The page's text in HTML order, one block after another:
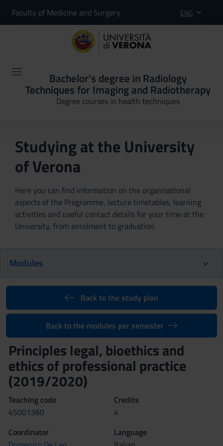
Faculty of Medicine and Surgery ENG
Bachelor's degree in Radiology
Techniques for Imaging and Radiotherapy
Degree courses in health techniques
Studying at the University
of Verona
Here you can find information on the organisational
aspects of the Programme, lecture timetables, learning
activities and useful contact details for your time at the
University, from enrolment to graduation.
Modules
Back to the study plan
Back to the modules per semester
Principles legal, bioethics and
ethics of professional practice
(2019/2020)
Teaching code
4S001360
Credits
4
Coordinator
Language